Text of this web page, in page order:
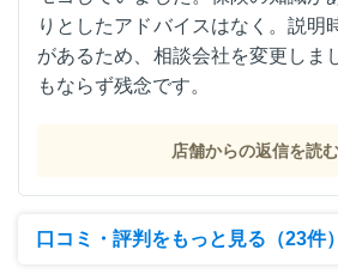
りとしたアドバイスはなく。説明
があるため、相談会社を変更しま
もならず残念です。
店舗からの返信を読む
口コミ・評判をもっと見る（23件）